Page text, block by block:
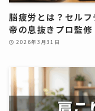
脳疲労とは？セル
帝の息抜きプロ監修
2026年3月31日